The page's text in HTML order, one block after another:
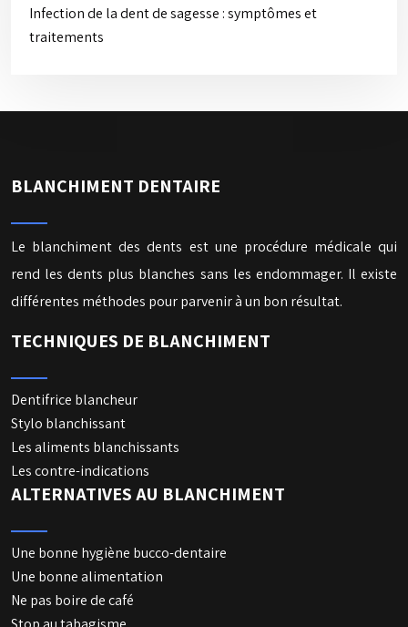
Infection de la dent de sagesse : symptômes et
traitements
BLANCHIMENT DENTAIRE
Le blanchiment des dents est une procédure médicale qui
rend les dents plus blanches sans les endommager. Il existe
différentes méthodes pour parvenir à un bon résultat.
TECHNIQUES DE BLANCHIMENT
Dentifrice blancheur
Stylo blanchissant
Les aliments blanchissants
Les contre-indications
ALTERNATIVES AU BLANCHIMENT
Une bonne hygiène bucco-dentaire
Une bonne alimentation
Ne pas boire de café